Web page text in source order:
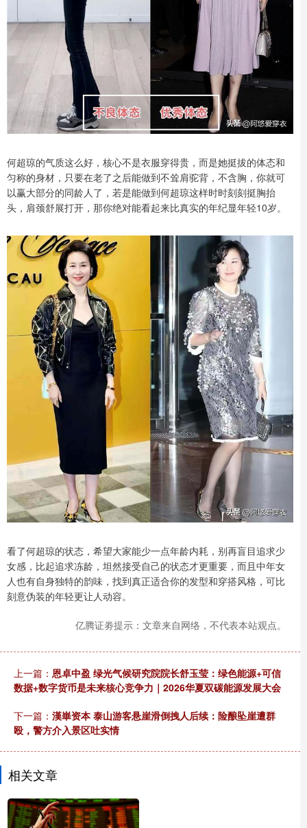
何超琼的气质这么好，核心不是衣服穿得贵，而是她挺拔的体态和
匀称的身材，只要在老了之后能做到不耸肩驼背，不含胸，你就可
以赢大部分的同龄人了，若是能做到何超琼这样时时刻刻挺胸抬
头，肩颈舒展打开，那你绝对能看起来比真实的年纪显年轻10岁。
看了何超琼的状态，希望大家能少一点年龄内耗，别再盲目追求少
女感，比起追求冻龄，坦然接受自己的状态才更重要，而且中年女
人也有自身独特的韵味，找到真正适合你的发型和穿搭风格，可比
刻意伪装的年轻更让人动容。
亿腾证劵提示：文章来自网络，不代表本站观点。
上一篇： 恩卓中盈 绿光气候研究院院长舒玉莹：绿色能源+可信
数据+数字货币是未来核心竞争力｜2026华夏双碳能源发展大会
下一篇： 漢崋资本 泰山游客悬崖滑倒拽人后续：险酿坠崖遭群
殴，警方介入景区吐实情
相关文章